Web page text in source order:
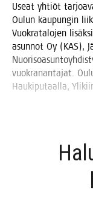
Useat yhtiöt
Oulun kau­pun­gin
Vuo­kra­ta­lo­jen
asun­not Oy (KAS),
vuo­kra­nan­ta­jat.
Hau­ki­pu­taal­la,